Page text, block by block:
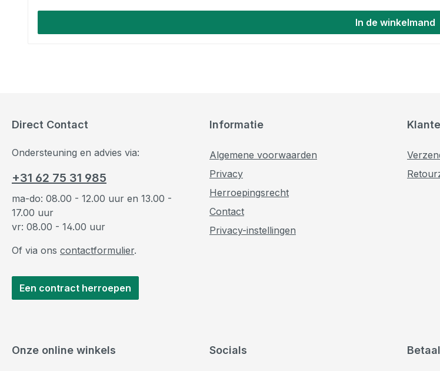
In de winkelmand
Direct Contact
Ondersteuning en advies via:
+31 62 75 31 985
ma-do: 08.00 - 12.00 uur en 13.00 -
17.00 uur
vr: 08.00 - 14.00 uur
Of via ons contactformulier.
Een contract herroepen
Informatie
Algemene voorwaarden
Privacy
Herroepingsrecht
Contact
Privacy-instellingen
Socials
Onze online winkels